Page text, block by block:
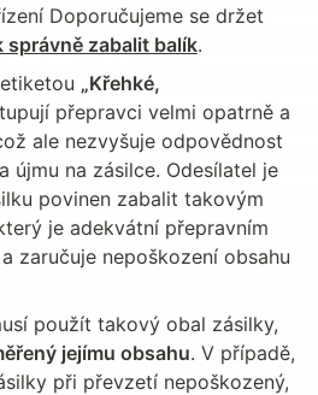
Doporučujeme se držet
správně zabalit balík.
„Křehké,
přepravci velmi opatrně a
ale nezvyšuje odpovědnost
újmu na zásilce. Odesílatel je
povinen zabalit takovým
je adekvátní přepravním
zaručuje nepoškození obsahu
použít takový obal zásilky,
jejímu obsahu. V případě,
při převzetí nepoškozený,